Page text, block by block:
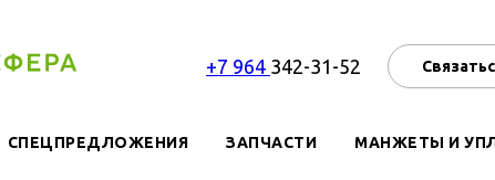
+7 964 342-31-52
СПЕЦПРЕДЛОЖЕНИЯ ЗАПЧАСТИ МАНЖЕТЫ И